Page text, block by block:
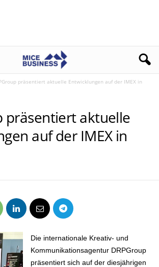
präsentiert aktuelle Entwicklungen auf der IMEX in
präsentiert aktuelle
auf der IMEX in
Die internationale Kreativ- und
Kommunikationsagentur DRPGroup
präsentiert sich auf der diesjährigen